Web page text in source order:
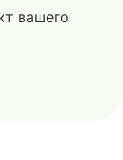
вашего